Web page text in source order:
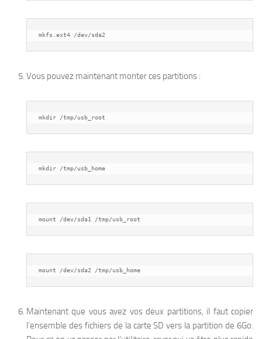
mkfs.ext4 /dev/sda2
Vous pouvez maintenant monter ces partitions :
mkdir /tmp/usb_root
mkdir /tmp/usb_home
mount /dev/sda1 /tmp/usb_root
mount /dev/sda2 /tmp/usb_home
Maintenant que vous avez vos deux partitions, il faut copier
l’ensemble des fichiers de la carte SD vers la partition de 6Go.